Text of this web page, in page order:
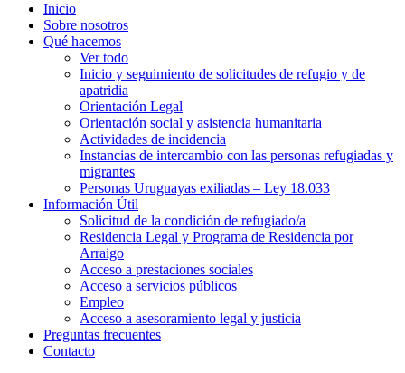
Inicio
Sobre nosotros
Qué hacemos
Ver todo
Inicio y seguimiento de solicitudes de refugio y de
apatridia
Orientación Legal
Orientación social y asistencia humanitaria
Actividades de incidencia
Instancias de intercambio con las personas refugiadas y
migrantes​
Personas Uruguayas exiliadas – Ley 18.033
Información Útil
Solicitud de la condición de refugiado/a
Residencia Legal y Programa de Residencia por
Arraigo
Acceso a prestaciones sociales
Acceso a servicios públicos
Empleo
Acceso a asesoramiento legal y justicia
Preguntas frecuentes
Contacto